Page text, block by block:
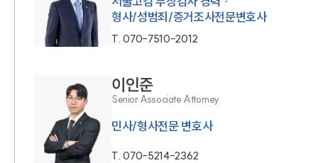
형사/성범죄/증거조사전문변호사
T.070-7510-2012
이인준
Senior Associate Attorney
민사/형사전문 변호사
T.070-5214-2362